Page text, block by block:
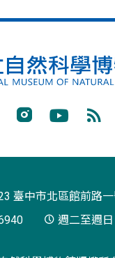
閱
臺中市北區館前路
週二至週